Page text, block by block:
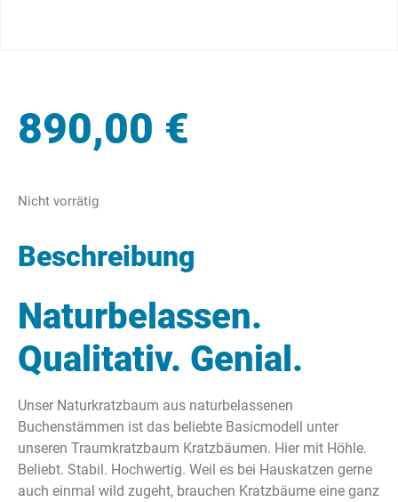
890,00 €
Nicht vorrätig
Beschreibung
Naturbelassen.
Qualitativ. Genial.
Unser Naturkratzbaum aus naturbelassenen
Buchenstämmen ist das beliebte Basicmodell unter
unseren Traumkratzbaum Kratzbäumen. Hier mit Höhle.
Beliebt. Stabil. Hochwertig. Weil es bei Hauskatzen gerne
auch einmal wild zugeht, brauchen Kratzbäume eine ganz